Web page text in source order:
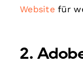
Websitefür
2.